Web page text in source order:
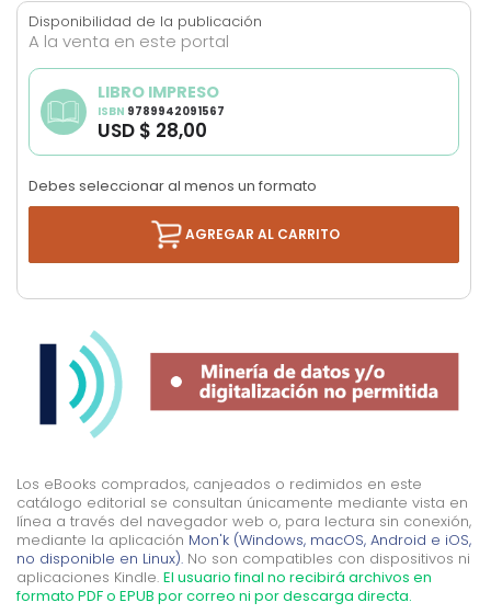
to
the
beginning
of
the
images
gallery
Disponibilidad de la publicación
A la venta en este portal
LIBRO IMPRESO
ISBN 9789942091567
USD $ 28,00
Debes seleccionar al menos un formato
AGREGAR AL CARRITO
Los eBooks comprados, canjeados o redimidos en este
catálogo editorial se consultan únicamente mediante vista en
línea a través del navegador web o, para lectura sin conexión,
mediante la aplicación Mon'k (Windows, macOS, Android e iOS,
no disponible en Linux). No son compatibles con dispositivos ni
aplicaciones Kindle. El usuario final no recibirá archivos en
formato PDF o EPUB por correo ni por descarga directa.